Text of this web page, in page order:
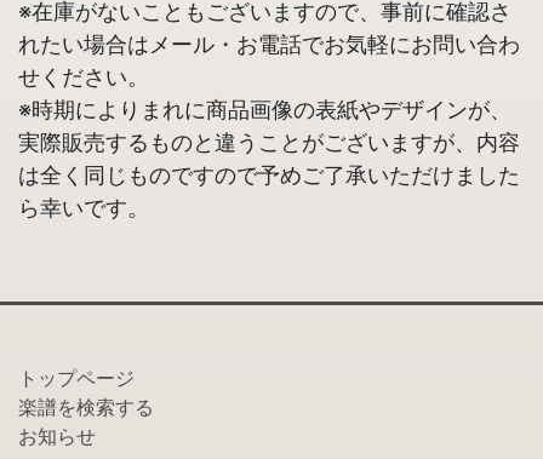
※在庫がないこともございますので、事前に確認さ
れたい場合はメール・お電話でお気軽にお問い合わ
せください。
※時期によりまれに商品画像の表紙やデザインが、
実際販売するものと違うことがございますが、内容
は全く同じものですので予めご了承いただけました
ら幸いです。
トップページ
楽譜を検索する
お知らせ